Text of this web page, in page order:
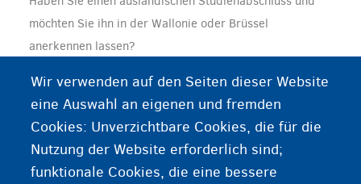
möchten Sie ihn in der Wallonie oder Brüssel
anerkennen lassen?
Fragen Sie bei ENIC/NARIC-Wallonie nach der
Anerkennung Ihres Studienabschlusses.
Referenzen zu möglichen
Wir verwenden auf den Seiten dieser Website
eine Auswahl an eigenen und fremden
Cookies: Unverzichtbare Cookies, die für die
Nutzung der Website erforderlich sind;
funktionale Cookies, die eine bessere